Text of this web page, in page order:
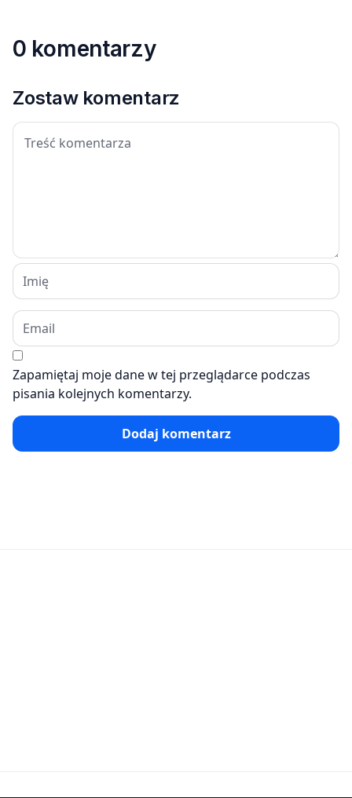
0 komentarzy
Zostaw komentarz
Zapamiętaj moje dane w tej przeglądarce podczas
pisania kolejnych komentarzy.
Dodaj komentarz